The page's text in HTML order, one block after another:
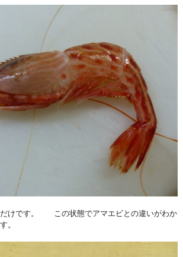
だけです。 この状態でアマエビとの違いがわか
。